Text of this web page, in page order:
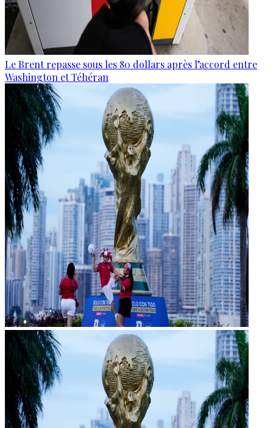
Le Brent repasse sous les 80 dollars après l’accord entre
Washington et Téhéran